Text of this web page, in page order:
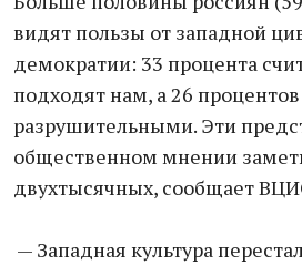
видят пользы от западной
демократии: 33 процента
подходят нам, а 26
разрушительными. Эти
общественном мнении
двухтысячных, сообщает
— Западная культура